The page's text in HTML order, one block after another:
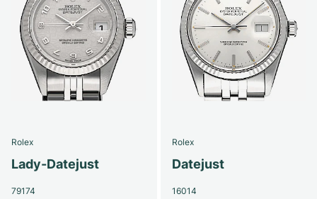
Rolex
Lady-Datejust
79174
Rolex
Datejust
16014